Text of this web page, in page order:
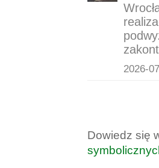
2026-
Dowiedz się